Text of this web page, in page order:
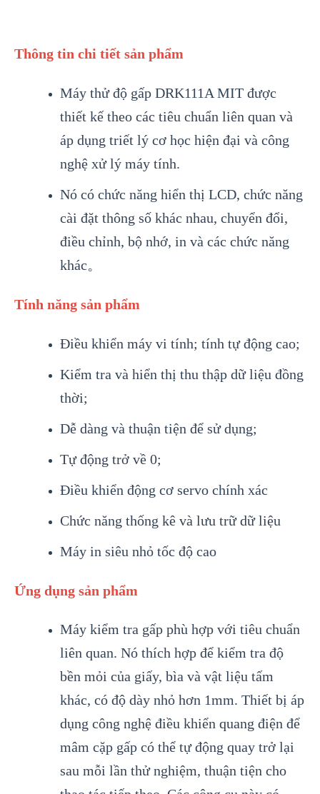
Thông tin chi tiết sản phẩm
Máy thử độ gấp DRK111A MIT được
thiết kế theo các tiêu chuẩn liên quan và
áp dụng triết lý cơ học hiện đại và công
nghệ xử lý máy tính.
Nó có chức năng hiển thị LCD, chức năng
cài đặt thông số khác nhau, chuyển đổi,
điều chỉnh, bộ nhớ, in và các chức năng
khác。
Tính năng sản phẩm
Điều khiển máy vi tính; tính tự động cao;
Kiểm tra và hiển thị thu thập dữ liệu đồng
thời;
Dễ dàng và thuận tiện để sử dụng;
Tự động trở về 0;
Điều khiển động cơ servo chính xác
Chức năng thống kê và lưu trữ dữ liệu
Máy in siêu nhỏ tốc độ cao
Ứng dụng sản phẩm
Máy kiểm tra gấp phù hợp với tiêu chuẩn
liên quan. Nó thích hợp để kiểm tra độ
bền mỏi của giấy, bìa và vật liệu tấm
khác, có độ dày nhỏ hơn 1mm. Thiết bị áp
dụng công nghệ điều khiển quang điện để
mâm cặp gấp có thể tự động quay trở lại
sau mỗi lần thử nghiệm, thuận tiện cho